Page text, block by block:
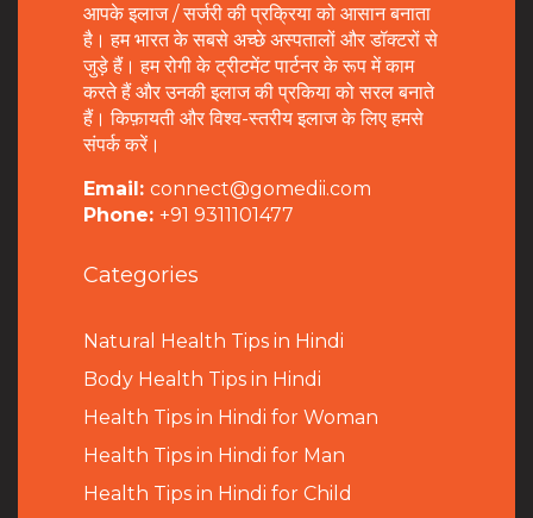
आपके इलाज / सर्जरी की प्रक्रिया को आसान बनाता
है। हम भारत के सबसे अच्छे अस्पतालों और डॉक्टरों से
जुड़े हैं। हम रोगी के ट्रीटमेंट पार्टनर के रूप में काम
करते हैं और उनकी इलाज की प्रकिया को सरल बनाते
हैं। किफ़ायती और विश्व-स्तरीय इलाज के लिए हमसे
संपर्क करें।
Email: connect@gomedii.com
Phone: +91 9311101477
Categories
Natural Health Tips in Hindi
Body Health Tips in Hindi
Health Tips in Hindi for Woman
Health Tips in Hindi for Man
Health Tips in Hindi for Child